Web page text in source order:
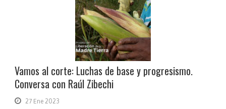
Vamos al corte: Luchas de base y progresismo.
Conversa con Raúl Zibechi
27 Ene 2023